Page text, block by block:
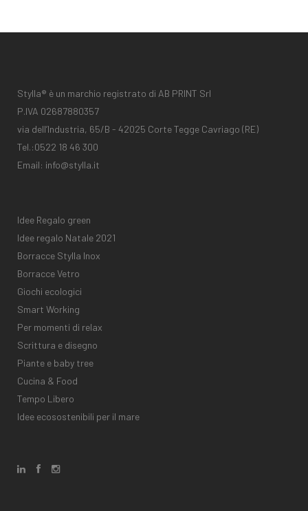
Stylla® è un marchio registrato di AB PRINT Srl
P.IVA 02687880357
via dell’Industria, 65/B - 42025 Corte Tegge Cavriago (RE)
Tel.:0522 18 46 300
Email: info@stylla.it
Idee Regalo green
Idee regalo Natale 2021
Borracce Stylla Inox
Borracce Vetro
Giochi ecologici
Smart Working
Per momenti di relax
Scrittura e disegno
Piante e baby tree
Cucina & Food
Tempo Libero
Idee ecosostenibili per il mare